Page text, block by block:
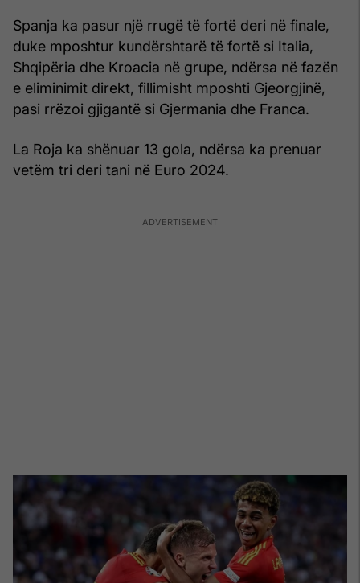
Spanja ka pasur një rrugë të fortë deri në finale,
duke mposhtur kundërshtarë të fortë si Italia,
Shqipëria dhe Kroacia në grupe, ndërsa në fazën
e eliminimit direkt, fillimisht mposhti Gjeorgjinë,
pasi rrëzoi gjigantë si Gjermania dhe Franca.
La Roja ka shënuar 13 gola, ndërsa ka prenuar
vetëm tri deri tani në Euro 2024.